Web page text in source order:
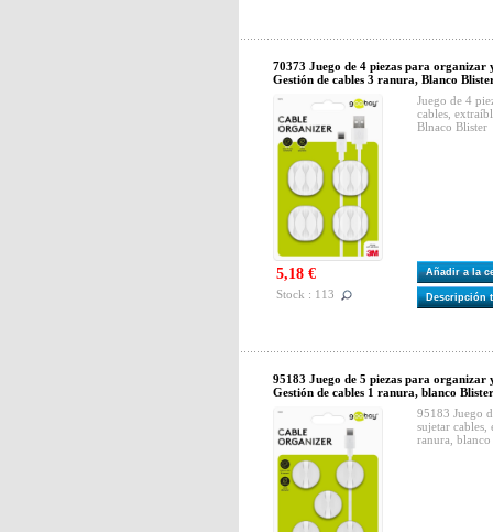
70373 Juego de 4 piezas para organizar
Gestión de cables 3 ranura, Blanco
Juego de 4
cables,
Blnaco Blister
5,18 €
Stock : 113
Añadir a la
Descripción
95183 Juego de 5 piezas para organizar
Gestión de cables 1 ranura, blanco Blister
95183 Juego
sujetar cables,
ranura,